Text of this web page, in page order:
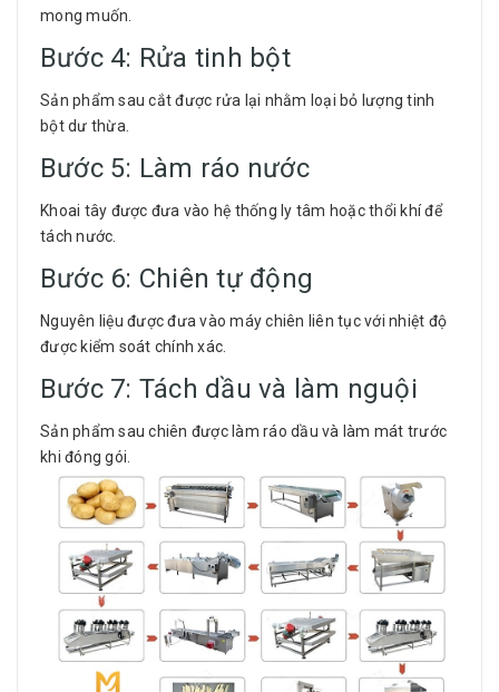
mong muốn.
Bước 4: Rửa tinh bột
Sản phẩm sau cắt được rửa lại nhằm loại bỏ lượng tinh
bột dư thừa.
Bước 5: Làm ráo nước
Khoai tây được đưa vào hệ thống ly tâm hoặc thổi khí để
tách nước.
Bước 6: Chiên tự động
Nguyên liệu được đưa vào máy chiên liên tục với nhiệt độ
được kiểm soát chính xác.
Bước 7: Tách dầu và làm nguội
Sản phẩm sau chiên được làm ráo dầu và làm mát trước
khi đóng gói.